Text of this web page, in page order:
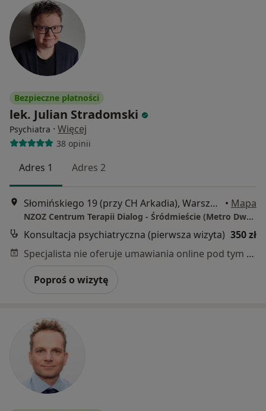
Bezpieczne płatności
lek. Julian Stradomski
Psychiatra · Więcej
38 opinii
Adres 1 Adres 2
Słomińskiego 19 (przy CH Arkadia), Warszawa • Mapa
NZOZ Centrum Terapii Dialog - Śródmieście (Metro Dworzec Gdański)
Konsultacja psychiatryczna (pierwsza wizyta) 350 zł
Specjalista nie oferuje umawiania online pod tym adresem.
Poproś o wizytę